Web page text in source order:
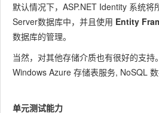
默认情况下，ASP.NET Identity 系统将
Server数据库中，并且使用 Entity
数据库的管理。
当然，对其他存储介质也有很好的支持
Windows Azure 存储表服务, NoSQL 数
单元测试能力